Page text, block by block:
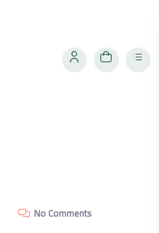
No Comments